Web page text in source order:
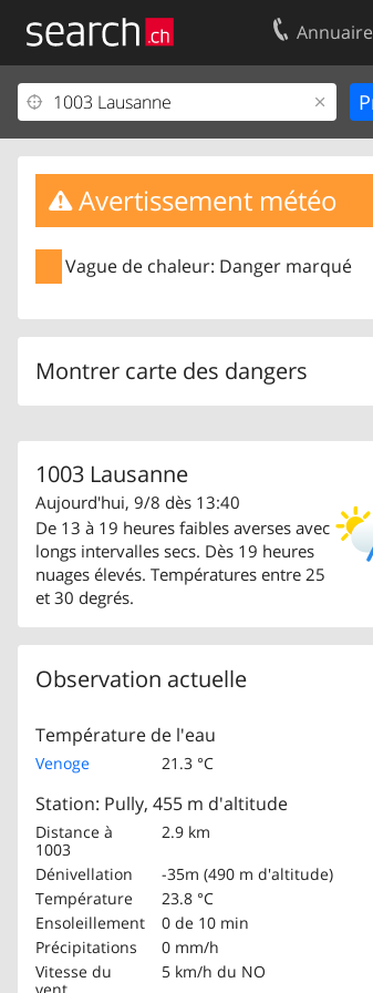
Annuaire
Avertissement météo
Vague de chaleur: Danger marqué
Montrer carte des dangers
1003 Lausanne
Aujourd'hui, 9/8 dès 13:40
De 13 à 19 heures faibles averses avec
longs intervalles secs. Dès 19 heures
nuages élevés. Températures entre 25
et 30 degrés.
Observation actuelle
Température de l'eau
Venoge 21.3 °C
Station: Pully, 455 m d'altitude
Distance à
1003
2.9 km
Dénivellation
-35m (490 m d'altitude)
Température
23.8 °C
Ensoleillement
0 de 10 min
Précipitations
0 mm/h
Vitesse du
5 km/h du NO
Votre inscription
Centre clients
Mentions Légales